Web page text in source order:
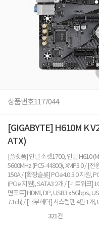
상품번호1177044
[GIGABYTE] H610M K
ATX)
[플랫폼] 인텔 소켓1700, 인텔 H610
5600MHz (PC5-44800), XMP3.0 / [전
150A / [확장슬롯] PCIe4.0·3.0 지원,
(PCIe 지원), SATA3 2개 / [네트워크]
면포트] HDMI, DP, USB3.x 5Gbps,
7.1ch) / [내부헤더] 시스템팬 4핀 1개,
321건